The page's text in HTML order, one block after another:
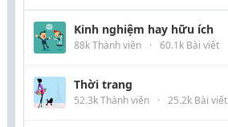
Kinh nghiệm hay hữu ích
88k Thành viên · 60.1k Bài viết
Thời trang
52.3k Thành viên · 25.2k Bài viết